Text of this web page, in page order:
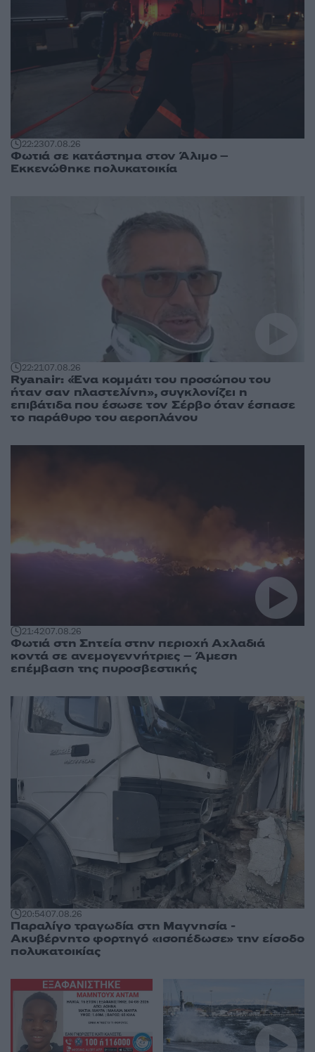
22:2307.08.26
Φωτιά σε κατάστημα στον Άλιμο –
Εκκενώθηκε πολυκατοικία
22:2107.08.26
Ryanair: «Ένα κομμάτι του προσώπου του
ήταν σαν πλαστελίνη», συγκλονίζει η
επιβάτιδα που έσωσε τον Σέρβο όταν έσπασε
το παράθυρο του αεροπλάνου
21:4207.08.26
Φωτιά στη Σητεία στην περιοχή Αχλαδιά
κοντά σε ανεμογεννήτριες – Άμεση
επέμβαση της πυροσβεστικής
20:5407.08.26
Παραλίγο τραγωδία στη Μαγνησία -
Ακυβέρνητο φορτηγό «ισοπέδωσε» την είσοδο
πολυκατοικίας